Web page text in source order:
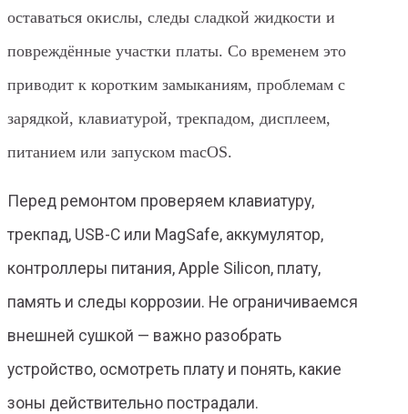
оставаться окислы, следы сладкой жидкости и
повреждённые участки платы. Со временем это
приводит к коротким замыканиям, проблемам с
зарядкой, клавиатурой, трекпадом, дисплеем,
питанием или запуском macOS.
Перед ремонтом проверяем клавиатуру,
трекпад, USB-C или MagSafe, аккумулятор,
контроллеры питания, Apple Silicon, плату,
память и следы коррозии. Не ограничиваемся
внешней сушкой — важно разобрать
устройство, осмотреть плату и понять, какие
зоны действительно пострадали.